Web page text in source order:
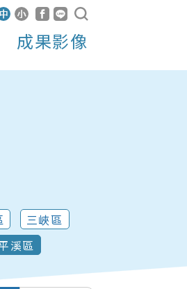
成果影像
三峽區
溪區